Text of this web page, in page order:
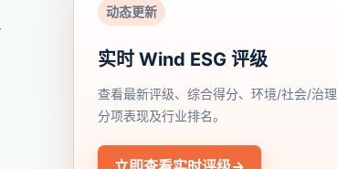
动态更新
实时 Wind ESG 评级
查看最新评级、综合得分、环境/社会/治理
分项表现及行业排名。